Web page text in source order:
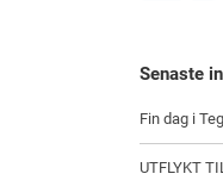
Senaste
Fin dag i
UTFLYKT